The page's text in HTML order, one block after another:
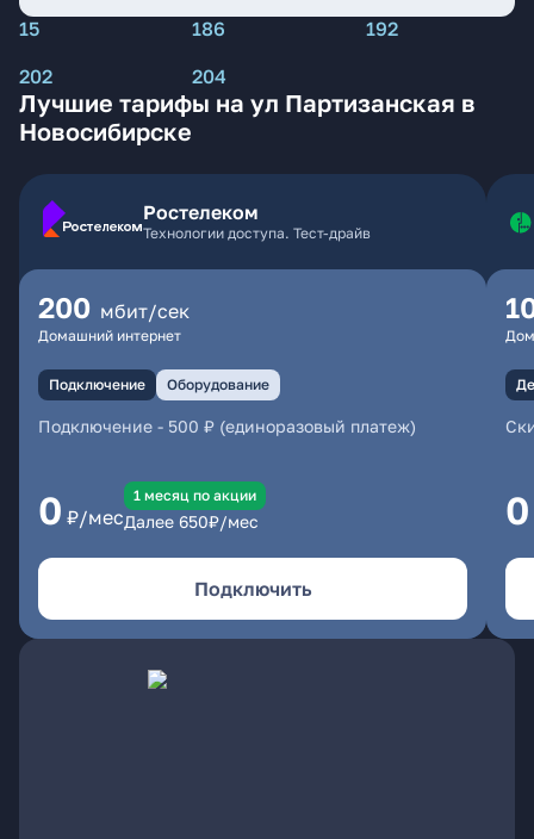
15 186
192
202
204
Лучшие тарифы на ул Партизанская в
Новосибирске
Ростелеком
Технологии доступа. Тест-драйв
200 мбит/сек
Домашний интернет
Подключение Оборудование
Подключение - 500 ₽ (единоразовый платеж)
0 ₽/мес
1 месяц по акции
Далее 650₽/мес
Подключить
0